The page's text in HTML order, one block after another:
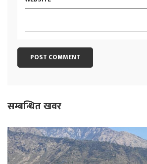
सम्बन्धित खवर